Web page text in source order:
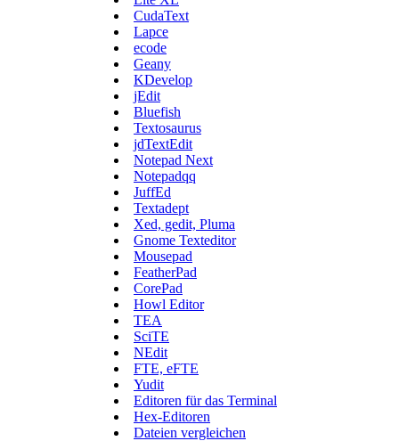
CudaText
Lapce
ecode
Geany
KDevelop
jEdit
Bluefish
Textosaurus
jdTextEdit
Notepad Next
Notepadqq
JuffEd
Textadept
Xed, gedit, Pluma
Gnome Texteditor
Mousepad
FeatherPad
CorePad
Howl Editor
TEA
SciTE
NEdit
FTE, eFTE
Yudit
Editoren für das Terminal
Hex-Editoren
Dateien vergleichen